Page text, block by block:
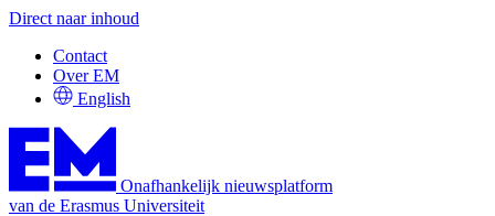
Direct naar inhoud
Contact
Over EM
English
Onafhankelijk nieuwsplatform
van de Erasmus Universiteit